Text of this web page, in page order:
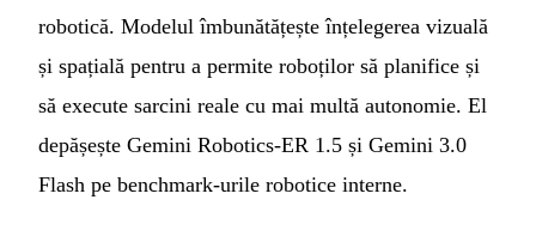
robotică. Modelul îmbunătățește înțelegerea vizuală
și spațială pentru a permite roboților să planifice și
să execute sarcini reale cu mai multă autonomie. El
depășește Gemini Robotics-ER 1.5 și Gemini 3.0
Flash pe benchmark-urile robotice interne.